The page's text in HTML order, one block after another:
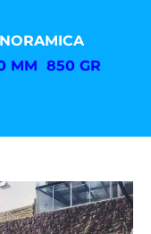
MM 850 GR